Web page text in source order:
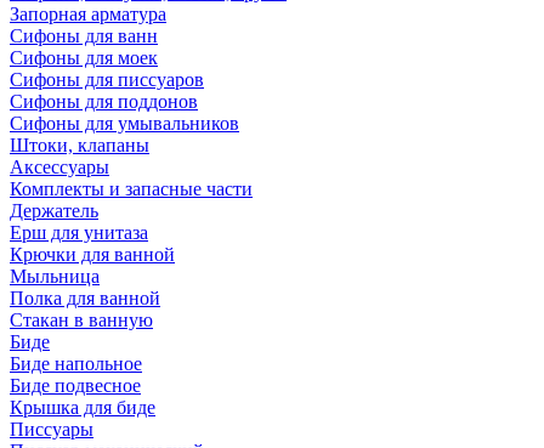
Запорная арматура
Сифоны для ванн
Сифоны для моек
Сифоны для писсуаров
Сифоны для поддонов
Сифоны для умывальников
Штоки, клапаны
Аксессуары
Комплекты и запасные части
Держатель
Ерш для унитаза
Крючки для ванной
Мыльница
Полка для ванной
Стакан в ванную
Биде
Биде напольное
Биде подвесное
Крышка для биде
Писсуары